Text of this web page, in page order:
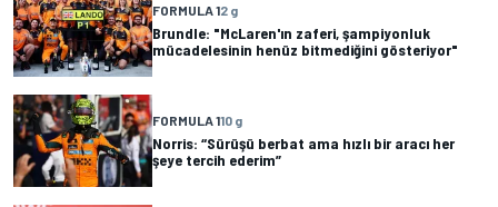
FORMULA 12 g
Brundle: "McLaren'ın zaferi, şampiyonluk
mücadelesinin henüz bitmediğini gösteriyor"
FORMULA 110 g
Norris: “Sürüşü berbat ama hızlı bir aracı her
şeye tercih ederim”